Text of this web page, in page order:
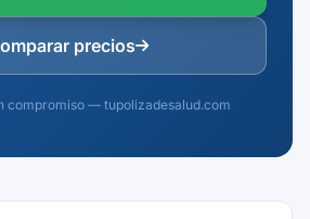
precios
compromiso — tupolizadesalud.com